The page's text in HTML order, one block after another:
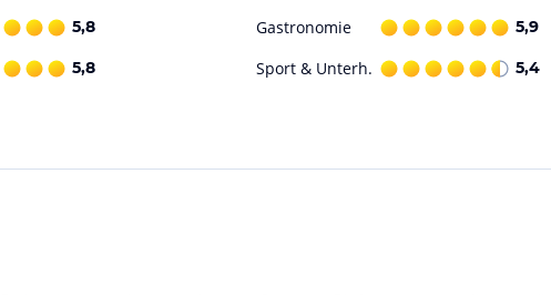
5,8 Gastronomie 5,9
5,8 Sport & Unterh. 5,4